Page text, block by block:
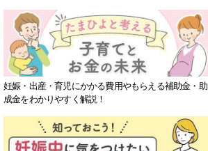
妊娠・出産・育児にかかる費用やもらえる補助金・助
成金をわかりやすく解説！